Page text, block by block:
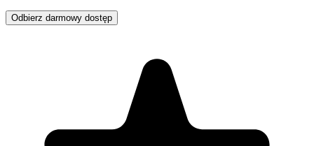
Odbierz darmowy dostęp